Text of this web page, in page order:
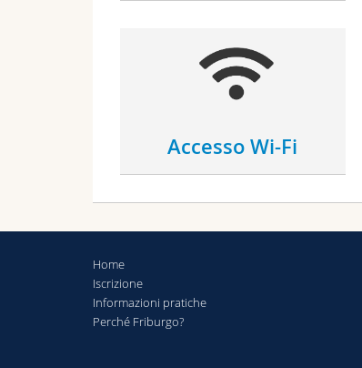
Accesso Wi-Fi
Home
Iscrizione
Informazioni pratiche
Perché Friburgo?